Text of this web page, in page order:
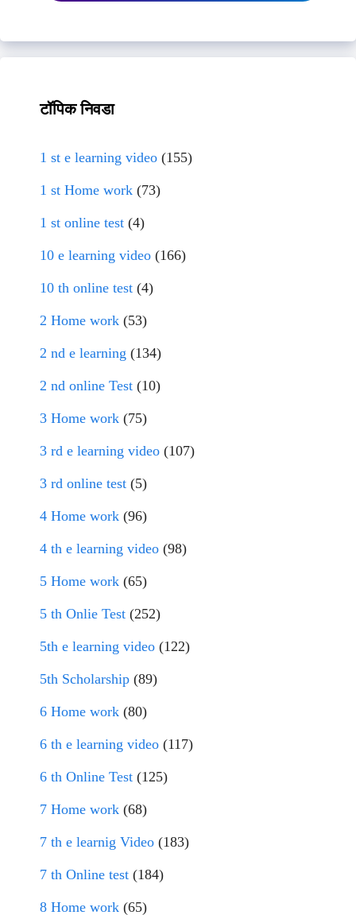
टॉपिक निवडा
1 st e learning video (155)
1 st Home work (73)
1 st online test (4)
10 e learning video (166)
10 th online test (4)
2 Home work (53)
2 nd e learning (134)
2 nd online Test (10)
3 Home work (75)
3 rd e learning video (107)
3 rd online test (5)
4 Home work (96)
4 th e learning video (98)
5 Home work (65)
5 th Onlie Test (252)
5th e learning video (122)
5th Scholarship (89)
6 Home work (80)
6 th e learning video (117)
6 th Online Test (125)
7 Home work (68)
7 th e learnig Video (183)
7 th Online test (184)
8 Home work (65)